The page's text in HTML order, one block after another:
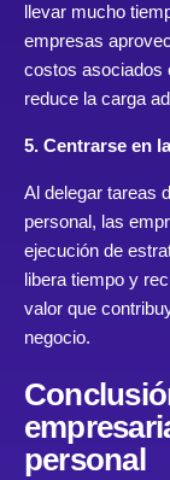
llevar mucho
empresas
costos asociados
reduce la carga
5. Centrarse en
Al delegar tareas
personal, las
ejecución de
libera tiempo y
valor que
negocio.
personal